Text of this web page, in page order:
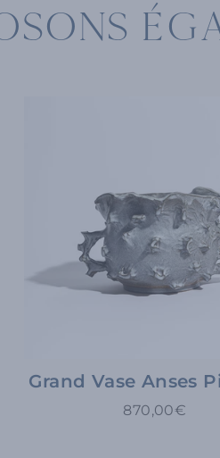
Grand Vase Anses
870,00€